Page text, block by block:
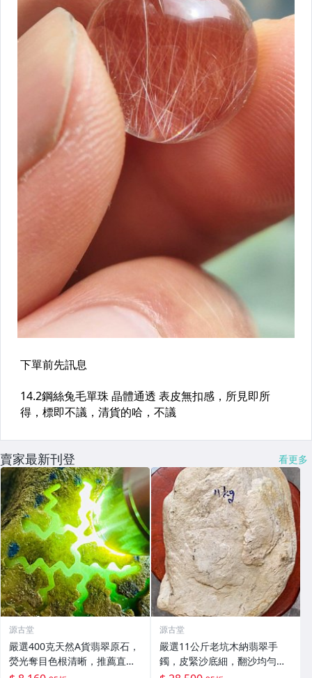
賣家最新刊登 看更多
源古堂
嚴選400克天然A貨翡翠原石，
熒光奪目色根清晰，推薦直接
源古堂
嚴選11公斤老坑木納翡翠手
鐲，皮緊沙底細，翻沙均勻，